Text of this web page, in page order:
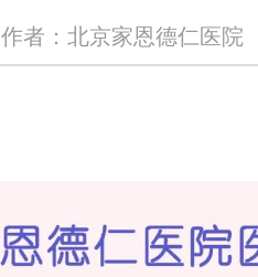
作者：北京家恩德仁医院